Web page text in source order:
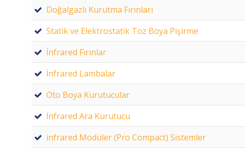
Doğalgazlı Kurutma Fırınları
Statik ve Elektrostatik Toz Boya Pişirme
İnfrared Fırınlar
İnfrared Lambalar
Oto Boya Kurutucular
İnfrared Ara Kurutucu
infrared Modüler (Pro Compact) Sistemler